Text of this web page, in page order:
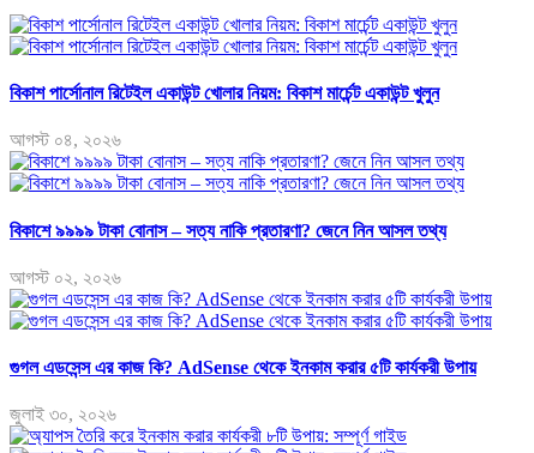
বিকাশ পার্সোনাল রিটেইল একাউন্ট খোলার নিয়ম: বিকাশ মার্চেন্ট একাউন্ট খুলুন
আগস্ট ০৪, ২০২৬
বিকাশে ৯৯৯৯ টাকা বোনাস – সত্য নাকি প্রতারণা? জেনে নিন আসল তথ্য
আগস্ট ০২, ২০২৬
গুগল এডসেন্স এর কাজ কি? AdSense থেকে ইনকাম করার ৫টি কার্যকরী উপায়
জুলাই ৩০, ২০২৬